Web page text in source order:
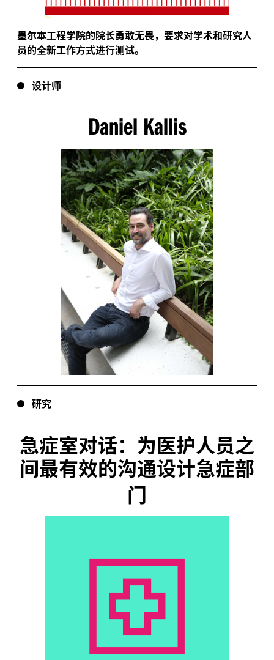
墨尔本工程学院的院长勇敢无畏，要求对学术和研究人
员的全新工作方式进行测试。
设计师
Daniel Kallis
研究
急症室对话：为医护人员之
间最有效的沟通设计急症部
门